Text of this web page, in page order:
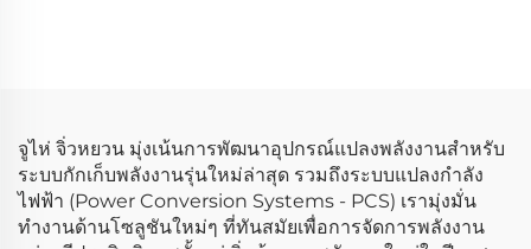
จูไห่ จิ่วหยวน มุ่งเน้นการพัฒนาอุปกรณ์แปลงพลังงานสำหรับ
ระบบกักเก็บพลังงานรุ่นใหม่ล่าสุด รวมถึงระบบแปลงกำลัง
ไฟฟ้า (Power Conversion Systems - PCS) เรามุ่งมั่น
ทำงานด้านโซลูชันใหม่ๆ ที่ทันสมัยเพื่อการจัดการพลังงาน